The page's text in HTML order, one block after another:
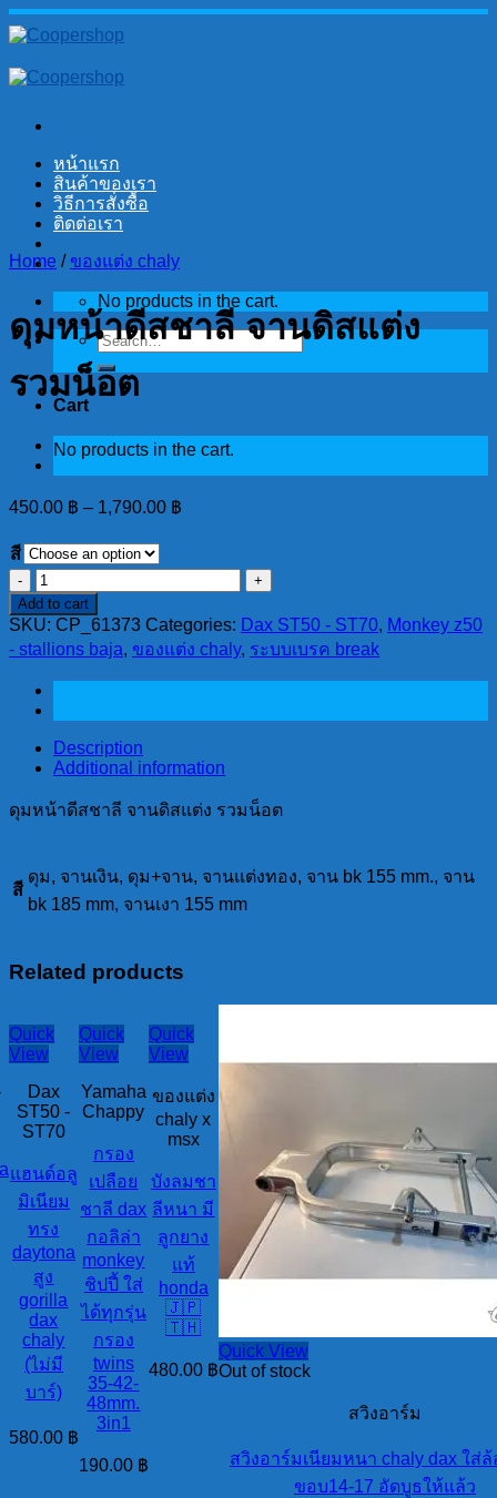
Skip
to
หน้าแรก
สินค้าของเรา
วิธีการสั่งซื้อ
ติดต่อเรา
No products in the cart.
Search
for:
Cart
No products in the cart.
Home / ของแต่ง chaly
ดุมหน้าดีสชาลี จานดิสแต่ง
รวมน็อต
450.00 ฿ – 1,790.00 ฿
สี
ดุม
หน้า
ดีส
จาน
ดิส
แต่ง
รวม
น็อต
Add to cart
SKU: CP_61373 Categories: Dax ST50 - ST70, Monkey z50
- stallions baja, ของแต่ง chaly, ระบบเบรค break
Description
Additional information
ดุมหน้าดีสชาลี จานดิสแต่ง รวมน็อต
สี
ดุม, จานเงิน, ดุม+จาน, จานแต่งทอง, จาน bk 155 mm., จาน
bk 185 mm, จานเงา 155 mm
Related products
Quick
View
Dax
ST50 -
ST70
แฮนด์อลู
มิเนียม
ทรง
daytona
สูง
gorilla
dax
chaly
(ไม่มี
บาร์)
580.00 ฿
Quick
View
Yamaha
Chappy
กรอง
เปลือย
ชาลี dax
กอลิล่า
monkey
ชิปปี้ ใส่
ได้ทุกรุ่น
กรอง
twins
35-42-
48mm.
3in1
190.00 ฿
Quick
View
ของแต่ง
chaly x
msx
บังลมชา
ลีหนา มี
ลูกยาง
แท้
honda
🇯🇵
🇹🇭
480.00 ฿
Quick View
Out of stock
สวิงอาร์ม
สวิงอาร์มเนียมหนา chaly dax ใส่ล้
ขอบ14-17 อัดบูธให้แล้ว